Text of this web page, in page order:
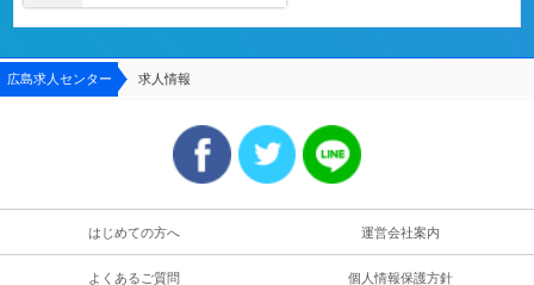
広島求人センター 求人情報
はじめての方へ 運営会社案内
よくあるご質問 個人情報保護方針